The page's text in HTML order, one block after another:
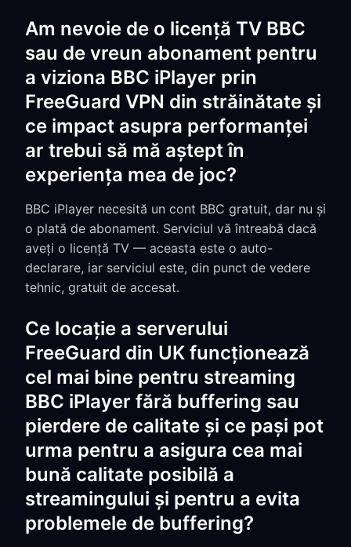
Am nevoie de o licență TV BBC
sau de vreun abonament pentru
a viziona BBC iPlayer prin
FreeGuard VPN din străinătate și
ce impact asupra performanței
ar trebui să mă aștept în
experiența mea de joc?
BBC iPlayer necesită un cont BBC gratuit, dar nu și
o plată de abonament. Serviciul vă întreabă dacă
aveți o licență TV — aceasta este o auto-
declarare, iar serviciul este, din punct de vedere
tehnic, gratuit de accesat.
Ce locație a serverului
FreeGuard din UK funcționează
cel mai bine pentru streaming
BBC iPlayer fără buffering sau
pierdere de calitate și ce pași pot
urma pentru a asigura cea mai
bună calitate posibilă a
streamingului și pentru a evita
problemele de buffering?